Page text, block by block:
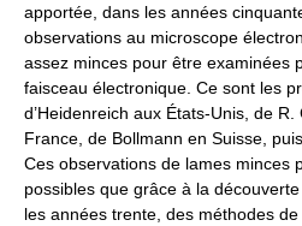
apportée, dans les années
observations au microscope
assez minces pour être examinées
faisceau électronique. Ce sont les
d’Heidenreich aux États-Unis, de
France, de Bollmann en Suisse,
Ces observations de lames minces
possibles que grâce à la
les années trente, des méthodes